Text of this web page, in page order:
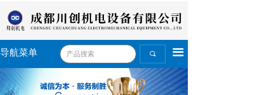
끠 끀
导航菜单